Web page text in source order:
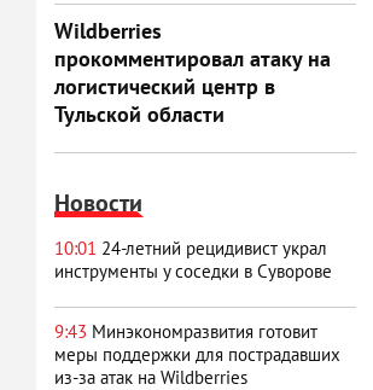
Wildberries
прокомментировал атаку на
логистический центр в
Тульской области
Новости
10:01 24-летний рецидивист украл
инструменты у соседки в Суворове
9:43 Минэкономразвития готовит
меры поддержки для пострадавших
из-за атак на Wildberries